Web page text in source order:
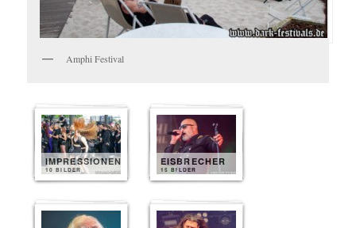
Amphi Festival
IMPRESSIONEN
10 BILDER
EISBRECHER
15 BILDER